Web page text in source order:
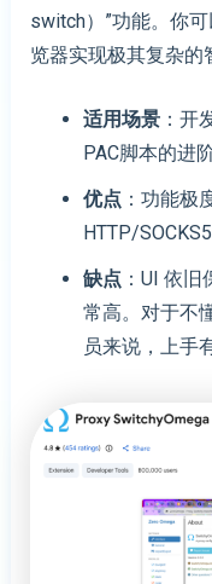
switch）”功能。你
览器实现极其复杂的
适用场景：开
PAC脚本的进
优点 ：功能极
HTTP/
缺点 ：UI 依
常高。对于不
员来说，上手